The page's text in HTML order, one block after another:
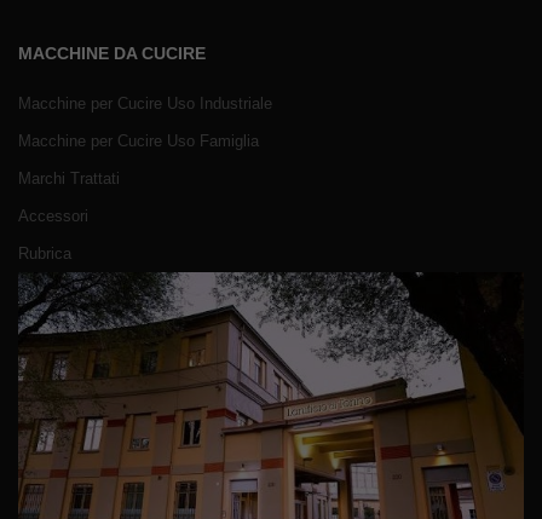
MACCHINE DA CUCIRE
Macchine per Cucire Uso Industriale
Macchine per Cucire Uso Famiglia
Marchi Trattati
Accessori
Rubrica